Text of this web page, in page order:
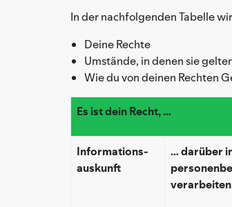
In der nachfolgenden Tabelle
Deine Rechte
Umstände, in denen sie
Wie du von deinen Rechten
Es ist dein Recht, …
Informations­
auskunft
… darüber